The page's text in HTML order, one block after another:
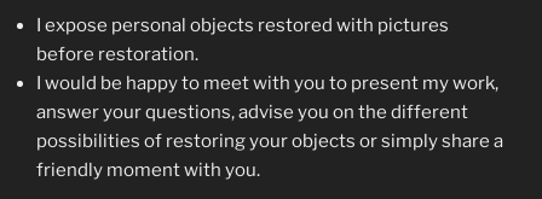
I expose personal objects restored with pictures
before restoration.
I would be happy to meet with you to present my work,
answer your questions, advise you on the different
possibilities of restoring your objects or simply share a
friendly moment with you.